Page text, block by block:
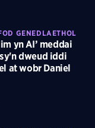
GENEDLAETHOL
yn AI’ meddai
dweud iddi
at wobr Daniel